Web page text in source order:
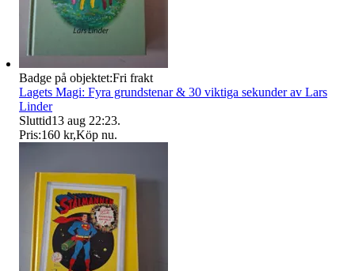
Badge på objektet:Fri frakt
Lagets Magi: Fyra grundstenar & 30 viktiga sekunder av Lars
Linder
Sluttid13 aug 22:23.
Pris:160 kr,Köp nu.